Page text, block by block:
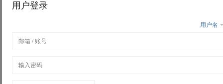
用户登录
用户名